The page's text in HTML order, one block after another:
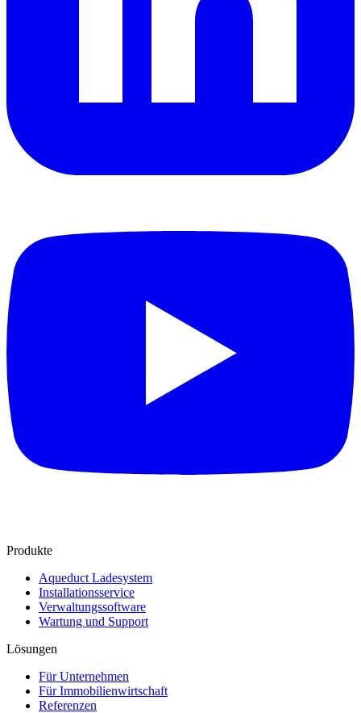
Produkte
Aqueduct Ladesystem
Installationsservice
Verwaltungssoftware
Wartung und Support
Lösungen
Für Unternehmen
Für Immobilienwirtschaft
Referenzen